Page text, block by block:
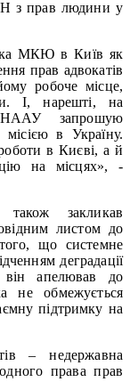
з прав людини у
МКЮ в Київ як
прав адвокатів
робоче місце,
І, нарешті, на
НААУ запрошую
в Україну.
в Києві, а й
на місцях», -
закликав
листом до
що системне
деградації
він апелював до
не обмежується
підтримку на
– недержавна
права прав